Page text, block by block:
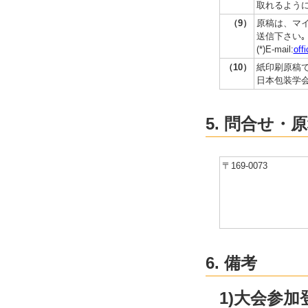
取れるよう
（9）
原稿は、マ
送信下さい｡
(*)E-mail:
（10）
紙印刷原稿
日本包装学
5. 問合せ・
〒169-0073
6. 備考
1)大会参加